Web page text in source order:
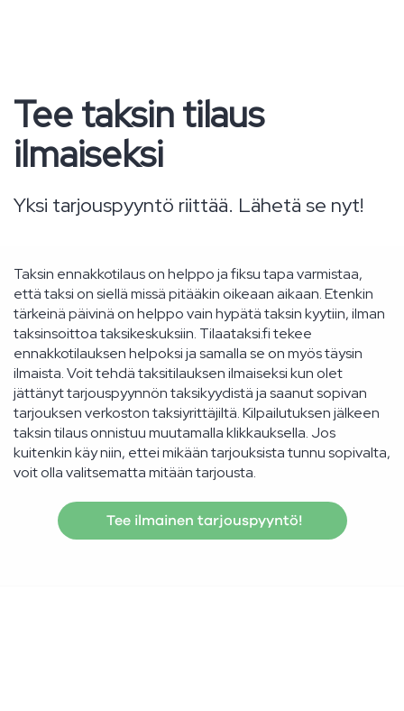
Tee taksin tilaus
ilmaiseksi
Yksi tarjouspyyntö riittää. Lähetä se nyt!
Taksin ennakkotilaus on helppo ja fiksu tapa varmistaa,
että taksi on siellä missä pitääkin oikeaan aikaan. Etenkin
tärkeinä päivinä on helppo vain hypätä taksin kyytiin, ilman
taksinsoittoa taksikeskuksiin. Tilaataksi.fi tekee
ennakkotilauksen helpoksi ja samalla se on myös täysin
ilmaista. Voit tehdä taksitilauksen ilmaiseksi kun olet
jättänyt tarjouspyynnön taksikyydistä ja saanut sopivan
tarjouksen verkoston taksiyrittäjiltä. Kilpailutuksen jälkeen
taksin tilaus onnistuu muutamalla klikkauksella. Jos
kuitenkin käy niin, ettei mikään tarjouksista tunnu sopivalta,
voit olla valitsematta mitään tarjousta.
Tee ilmainen tarjouspyyntö!